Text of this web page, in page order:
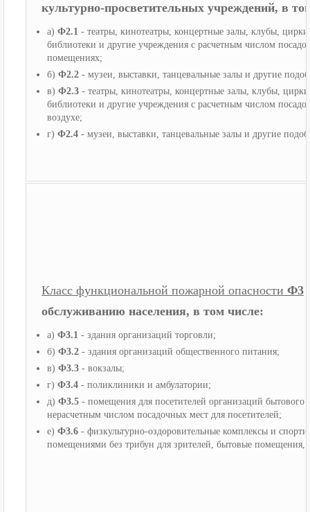
культурно-просветительных учреждений, в
а) Ф2.1 - театры, кинотеатры, концертные залы, клубы,
библиотеки и другие учреждения с расчетным числом
помещениях;
б) Ф2.2 - музеи, выставки, танцевальные залы и другие
в) Ф2.3 - театры, кинотеатры, концертные залы, клубы,
библиотеки и другие учреждения с расчетным числом
воздухе;
г) Ф2.4 - музеи, выставки, танцевальные залы и другие
Класс функциональной пожарной опасности Ф3
обслуживанию населения, в том числе:
а) Ф3.1 - здания организаций торговли;
б) Ф3.2 - здания организаций общественного питания;
в) Ф3.3 - вокзалы;
г) Ф3.4 - поликлиники и амбулатории;
д) Ф3.5 - помещения для посетителей организаций
нерасчетным числом посадочных мест для посетителей;
е) Ф3.6 - физкультурно-оздоровительные комплексы и
помещениями без трибун для зрителей, бытовые помещения,